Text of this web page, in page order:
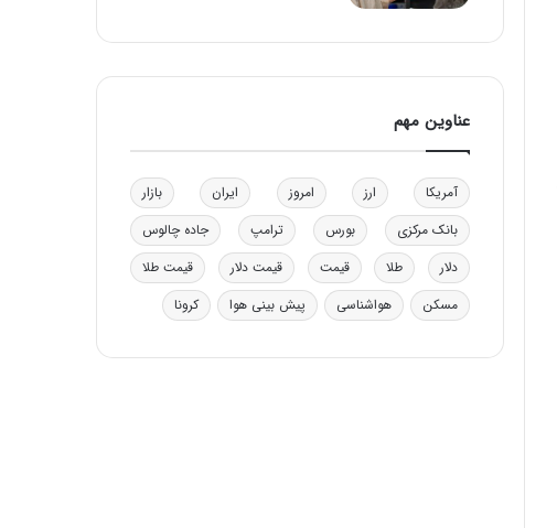
ی
و
ر
و
ه
ا
ی
ب
ا
ک
ی
ی
عناوین مهم
آمریکا ارز امروز ایران
بازار
بانک مرکزی
بورس ترامپ
جاده چالوس
دلار
طلا قیمت قیمت دلار
قیمت طلا
مسکن
هواشناسی پیش بینی هوا کرونا